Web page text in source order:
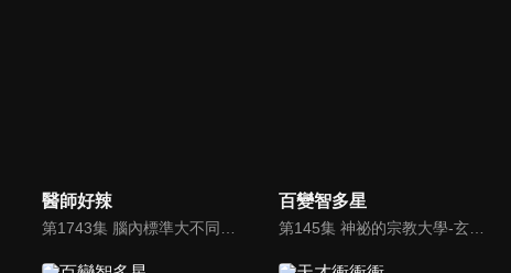
醫師好辣 百變智多星
第145集 神祕的宗教大學-玄奘vs.真理